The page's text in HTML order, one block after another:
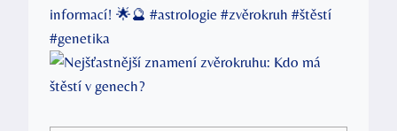
informací! ‌🌟🔮⁢ #astrologie #zvěrokruh #štěstí
#genetika